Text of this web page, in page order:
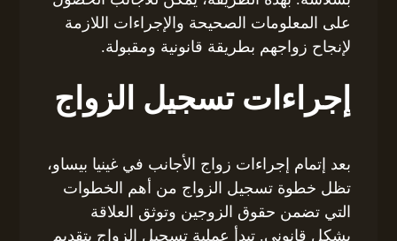
على المعلومات الصحيحة والإجراءات اللازمة
لإنجاح زواجهم بطريقة قانونية ومقبولة.
إجراءات تسجيل الزواج
بعد إتمام إجراءات زواج الأجانب في غينيا بيساو،
تظل خطوة تسجيل الزواج من أهم الخطوات
التي تضمن حقوق الزوجين وتوثق العلاقة
بشكل قانوني. تبدأ عملية تسجيل الزواج بتقديم